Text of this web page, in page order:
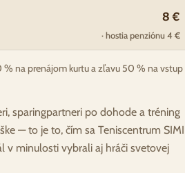
8 €
· hostia penziónu 4 €
na prenájom kurtu a zľavu 50 % na vstup
sparingpartneri po dohode a tréning
— to je to, čím sa Teniscentrum SIMI
v minulosti vybrali aj hráči svetovej